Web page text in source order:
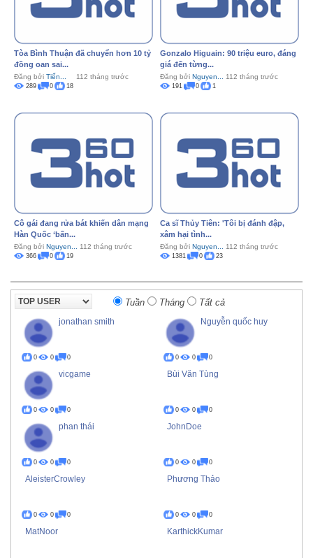
Tòa Bình Thuận đã chuyển hơn 10 tỷ
đồng oan sai...
Đăng bởi Tiến... 112 tháng trước
289 0 18
Gonzalo Higuain: 90 triệu euro, đáng
giá đến từng...
Đăng bởi Nguyen... 112 tháng trước
191 0 1
Cô gái đang rửa bát khiến dân mạng
Hàn Quốc ‘bấn...
Đăng bởi Nguyen... 112 tháng trước
366 0 19
Ca sĩ Thủy Tiên: 'Tôi bị đánh đập,
xâm hại tình...
Đăng bởi Nguyen... 112 tháng trước
1381 0 23
Tuần Tháng Tất cả
jonathan smith
0 0 0
Nguyễn quốc huy
0 0 0
vicgame
0 0 0
Bùi Văn Tùng
0 0 0
phan thái
0 0 0
JohnDoe
0 0 0
AleisterCrowley
0 0 0
Phương Thảo
0 0 0
MatNoor KarthickKumar